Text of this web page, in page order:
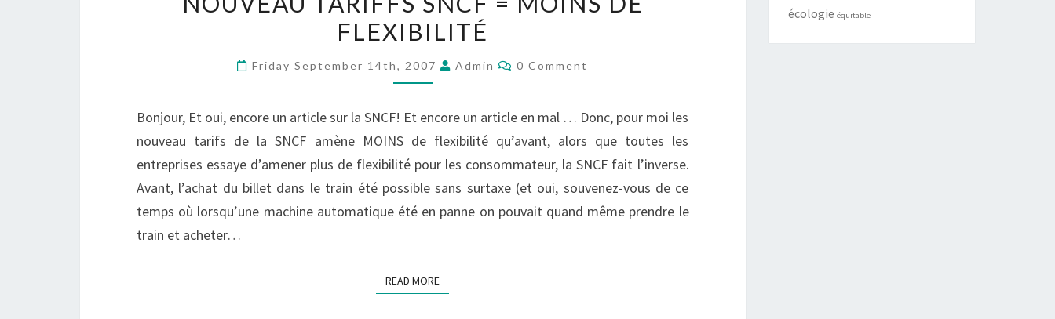
TARIFFS
SNCF
MOINS
FLEXIBILITÉ
FLEXIBILITÉ
Friday September 14th, 2007 Admin Comments
0 Comment
Bonjour, Et oui, encore un article sur la SNCF! Et encore un article en mal … Donc, pour moi les
nouveau tarifs de la SNCF amène MOINS de flexibilité qu’avant, alors que toutes les
entreprises essaye d’amener plus de flexibilité pour les consommateur, la SNCF fait l’inverse.
Avant, l’achat du billet dans le train été possible sans surtaxe (et oui, souvenez-vous de ce
temps où lorsqu’une machine automatique été en panne on pouvait quand même prendre le
train et acheter…
READ MOREREAD MORE
écologie équitable